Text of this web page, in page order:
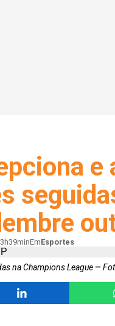
e
EmEsportes
na Champions League